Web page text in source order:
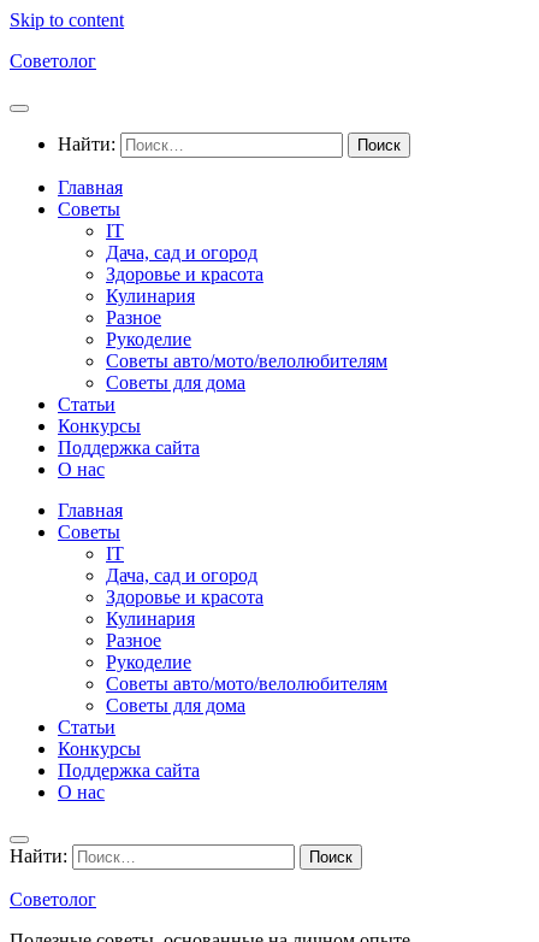
Skip to content
Советолог
Найти:
Главная
Советы
IT
Дача, сад и огород
Здоровье и красота
Кулинария
Разное
Рукоделие
Советы авто/мото/велолюбителям
Советы для дома
Статьи
Конкурсы
Поддержка сайта
О нас
Главная
Советы
IT
Дача, сад и огород
Здоровье и красота
Кулинария
Разное
Рукоделие
Советы авто/мото/велолюбителям
Советы для дома
Статьи
Конкурсы
Поддержка сайта
О нас
Найти:
Советолог